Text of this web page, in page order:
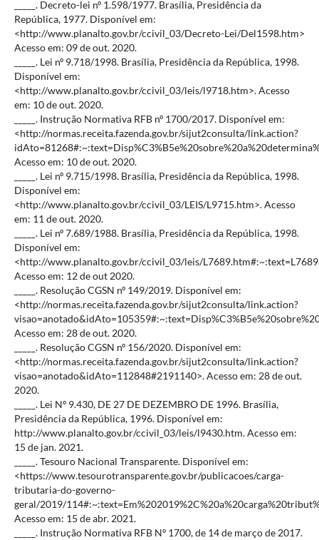
_____. Decreto-lei nº 1.598/1977. Brasília, Presidência da
República, 1977. Disponível em:
<http://www.planalto.gov.br/ccivil_03/Decreto-Lei/Del1598.htm>
Acesso em: 09 de out. 2020.
_____. Lei nº 9.718/1998. Brasília, Presidência da República, 1998.
Disponível em:
<http://www.planalto.gov.br/ccivil_03/leis/l9718.htm>. Acesso
em: 10 de out. 2020.
_____. Instrução Normativa RFB nº 1700/2017. Disponível em:
<http://normas.receita.fazenda.gov.br/sijut2consulta/link.action?
Acesso em: 10 de out. 2020.
_____. Lei nº 9.715/1998. Brasília, Presidência da República, 1998.
Disponível em:
<http://www.planalto.gov.br/ccivil_03/LEIS/L9715.htm>. Acesso
em: 11 de out. 2020.
_____. Lei nº 7.689/1988. Brasília, Presidência da República, 1998.
Disponível em:
<http://www.planalto.gov.br/ccivil_03/leis/
Acesso em: 12 de out 2020.
_____. Resolução CGSN nº 149/2019. Disponível em:
<http://normas.receita.fazenda.gov.br/sijut2consulta/link.action?
Acesso em: 28 de out. 2020.
_____. Resolução CGSN nº 156/2020. Disponível em:
<http://normas.receita.fazenda.gov.br/sijut2consulta/link.action?
visao=anotado&idAto=112848#2191140>. Acesso em: 28 de out.
2020.
_____. Lei Nº 9.430, DE 27 DE DEZEMBRO DE 1996. Brasília,
Presidência da República, 1996. Disponível em:
http://www.planalto.gov.br/ccivil_03/leis/l9430.htm. Acesso em:
15 de jan. 2021.
_____. Tesouro Nacional Transparente. Disponível em:
<https://www.tesourotransparente.gov.br/publicacoes/carga-
tributaria-do-governo-
geral/2019/
Acesso em: 15 de abr. 2021.
_____. Instrução Normativa RFB Nº 1700, de 14 de março de 2017.